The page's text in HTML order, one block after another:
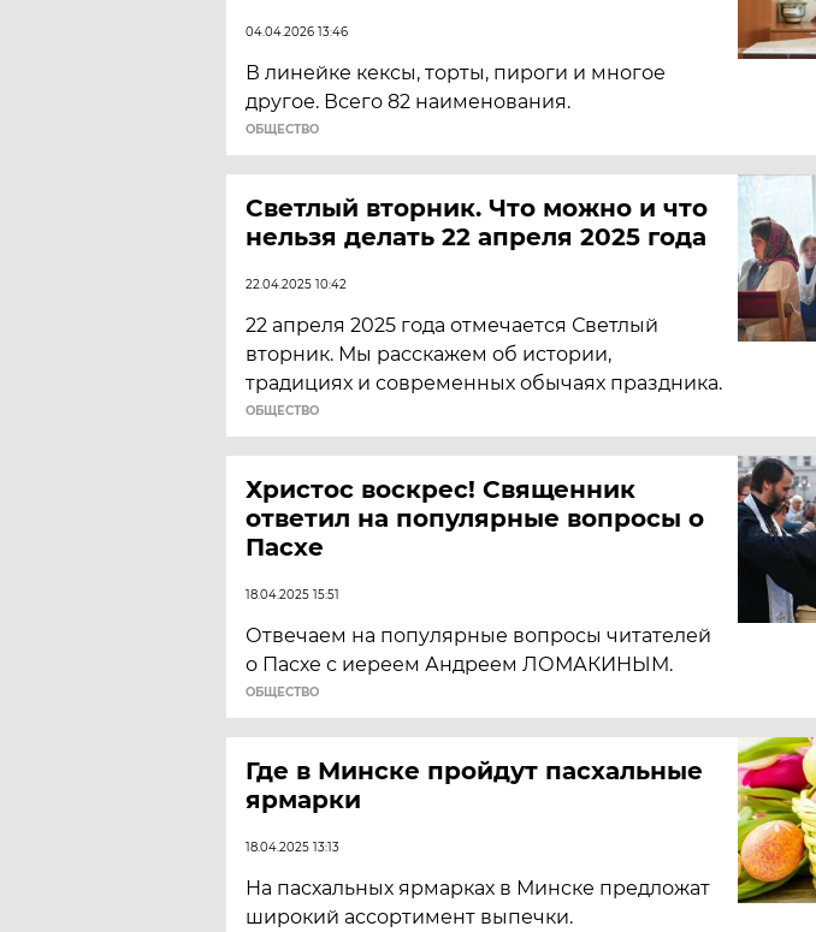
04.04.2026 13:46
В линейке кексы, торты, пироги и многое
другое. Всего 82 наименования.
ОБЩЕСТВО
Светлый вторник. Что можно и что
нельзя делать 22 апреля 2025 года
22.04.2025 10:42
22 апреля 2025 года отмечается Светлый
вторник. Мы расскажем об истории,
традициях и современных обычаях праздника.
ОБЩЕСТВО
Христос воскрес! Священник
ответил на популярные вопросы о
Пасхе
18.04.2025 15:51
Отвечаем на популярные вопросы читателей
о Пасхе с иереем Андреем ЛОМАКИНЫМ.
ОБЩЕСТВО
Где в Минске пройдут пасхальные
ярмарки
18.04.2025 13:13
На пасхальных ярмарках в Минске предложат
широкий ассортимент выпечки.